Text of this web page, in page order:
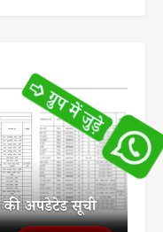
की अपडेटेड सूची